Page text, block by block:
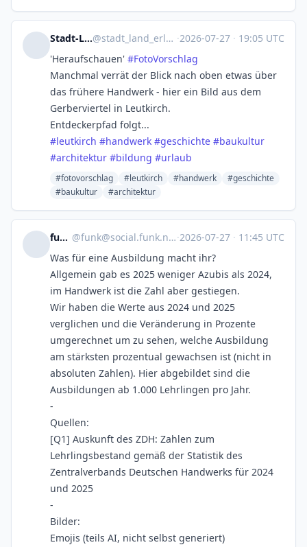
Stadt-Land-Erleben@stadt_land_erleben@mastodon.social ·2026-07-27 · 19:05 UTC
'Heraufschauen' #FotoVorschlag
Manchmal verrät der Blick nach oben etwas über
das frühere Handwerk - hier ein Bild aus dem
Gerberviertel in Leutkirch.
Entdeckerpfad folgt...
#leutkirch #handwerk #geschichte #baukultur
#architektur #bildung #urlaub
#fotovorschlag #leutkirch #handwerk
#geschichte
#baukultur
#architektur
funk @funk@social.funk.net ·2026-07-27 · 11:45 UTC
Was für eine Ausbildung macht ihr?
Allgemein gab es 2025 weniger Azubis als 2024,
im Handwerk ist die Zahl aber gestiegen.
Wir haben die Werte aus 2024 und 2025
verglichen und die Veränderung in Prozente
umgerechnet um zu sehen, welche Ausbildung
am stärksten prozentual gewachsen ist (nicht in
absoluten Zahlen). Hier abgebildet sind die
Ausbildungen ab 1.000 Lehrlingen pro Jahr.
-
Quellen:
[Q1] Auskunft des ZDH: Zahlen zum
Lehrlingsbestand gemäß der Statistik des
Zentralverbands Deutschen Handwerks für 2024
und 2025
-
Bilder:
Emojis (teils AI, nicht selbst generiert)